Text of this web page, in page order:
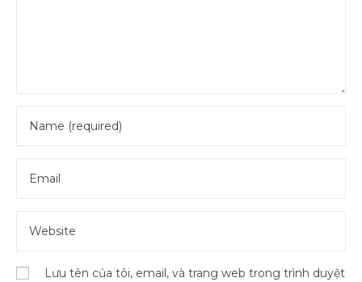
Lưu tên của tôi, email, và trang web trong trình duyệt